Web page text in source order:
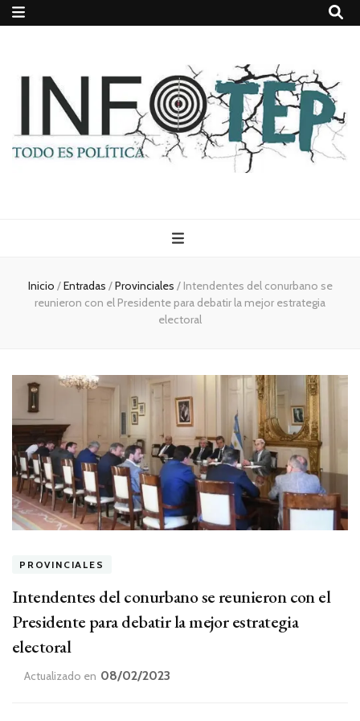
Todo es
(rosca)
política
Inicio /Entradas /Provinciales / Intendentes del conurbano se
reunieron con el Presidente para debatir la mejor estrategia
electoral
PROVINCIALES
Intendentes del conurbano se reunieron con el
Presidente para debatir la mejor estrategia
electoral
Actualizado en 08/02/2023